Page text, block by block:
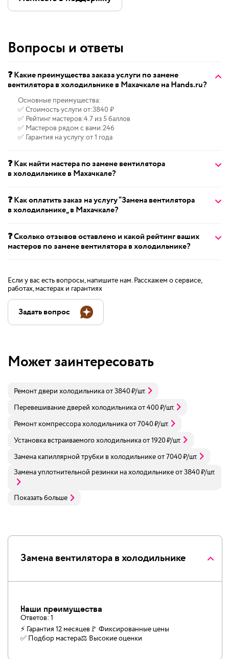
Вопросы и ответы
❓ Какие преимущества заказа услуги по замене
вентилятора в холодильнике в Махачкале на Hands.ru?
Основные преимущества:
✅ Стоимость услуги от:3840 ₽
✅ Рейтинг мастеров:4.7 из 5 баллов
✅ Мастеров рядом с вами:246
✅ Гарантия на услугу:от 1 года
❓ Как найти мастера по замене вентилятора
в холодильнике в Махачкале?
❓ Как оплатить заказ на услугу “Замена вентилятора
в холодильнике„ в Махачкале?
❓ Сколько отзывов оставлено и какой рейтинг ваших
мастеров по замене вентилятора в холодильнике?
Если у вас есть вопросы, напишите нам. Расскажем о сервисе,
работах, мастерах и гарантиях
Задать вопрос
Может заинтересовать
Ремонт двери холодильникаот3840₽/шт.
Перевешивание дверей холодильникаот400₽/шт.
Ремонт компрессора холодильникаот7040₽/шт.
Установка встраиваемого холодильникаот1920₽/шт.
Замена капиллярной трубки в холодильникеот7040₽/шт.
Замена уплотнительной резинки на холодильникеот3840₽/шт.
Показать больше
Замена вентилятора в холодильнике
Наши преимущества
Ответов: 1
⚡ Гарантия 12 месяцев🚩 Фиксированные цены
✅️ Подбор мастера⚖️ Высокие оценки